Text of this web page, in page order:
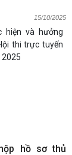
15/10/2025
hiện và hưởng
thi trực tuyến
2025
hồ sơ thủ